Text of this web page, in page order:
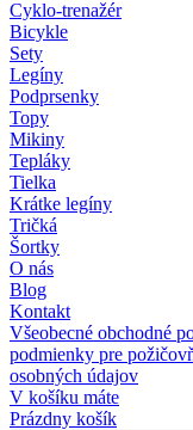
Cyklo-trenažér
Bicykle
Sety
Legíny
Podprsenky
Topy
Mikiny
Tepláky
Tielka
Krátke legíny
Tričká
Šortky
O nás
Blog
Kontakt
Všeobecné obchodné
podmienky pre
osobných údajov
V košíku máte
Prázdny košík